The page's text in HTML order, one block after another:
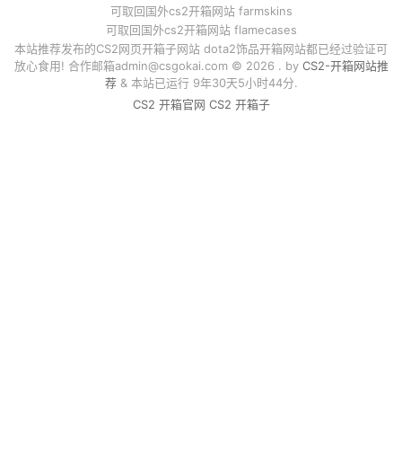
可取回国外cs2开箱网站 farmskins
可取回国外cs2开箱网站 flamecases
本站推荐发布的CS2网页开箱子网站 dota2饰品开箱网站都已经过验证可
放心食用! 合作邮箱admin@csgokai.com© 2026 . by CS2-开箱网站推
荐& 本站已运行 9年30天5小时44分.
CS2 开箱官网 CS2 开箱子